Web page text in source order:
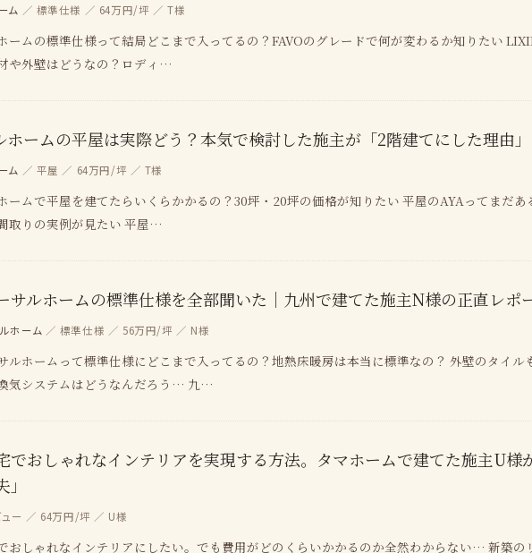
ム ／ 標準仕様 ／ 64万円/坪 ／ T様
ームの標準仕様って結局どこまで入ってるの？FAVOのグレードで何が変わるか知りたい
や外壁はどうなの？ロディ…
ホームの平屋は実際どう？本気で検討した施主が「2階建てにした理由
ム ／ 平屋 ／ 64万円/坪 ／ T様
ームで平屋を建てたらいくらかかるの？30坪・20坪の価格が知りたい 平屋のAYAってまだあ
取りの実例が見たい 平屋…
サルホームの標準仕様を全部聞いた｜九州で建てた施主N様の正直レポ
ホーム ／ 標準仕様 ／ 56万円/坪 ／ N様
ルホームって標準仕様にどこまで入ってるの？地熱床暖房は本当に標準なの？ 外壁のタイル
気システムはどうなんだろう… 九…
でおしゃれなインテリアを実現する方法。タマホームで建てた施主U様
ュー ／ 64万円/坪 ／ U様
おしゃれなインテリアにしたい。でも費用がどのくらいかかるのか全然わからない… 新築の